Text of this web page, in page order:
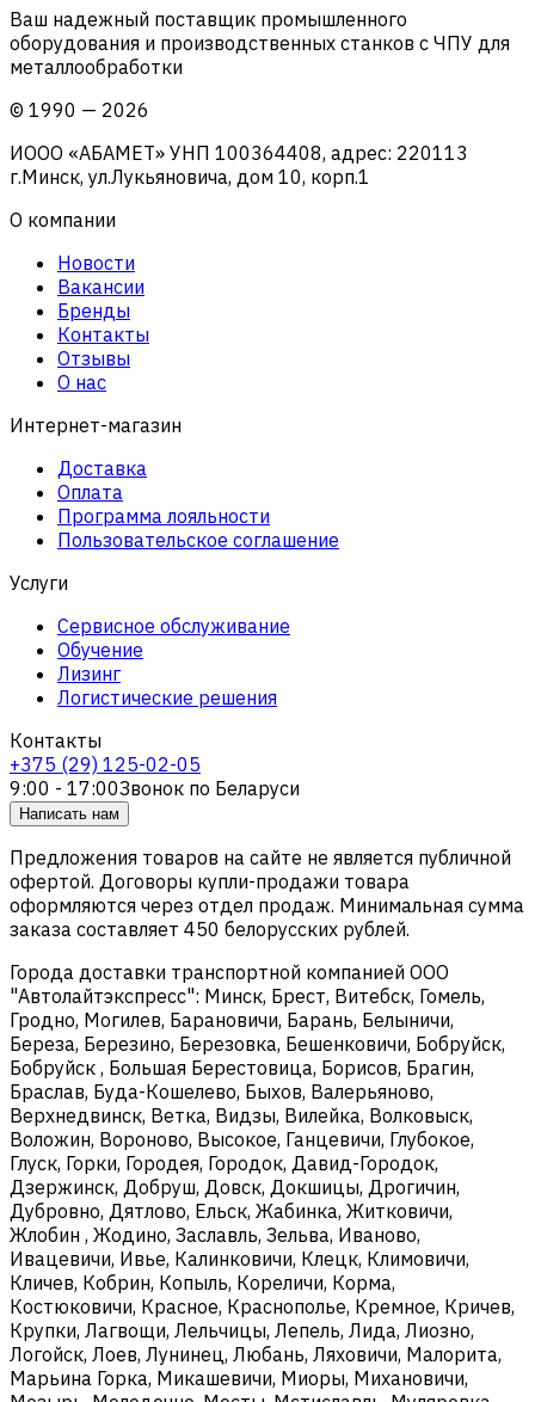
Ваш надежный поставщик промышленного
оборудования и производственных станков с ЧПУ для
металлообработки
© 1990 — 2026
ИООО «АБАМЕТ» УНП 100364408, адрес: 220113
г.Минск, ул.Лукьяновича, дом 10, корп.1
О компании
Новости
Вакансии
Бренды
Контакты
Отзывы
О нас
Интернет-магазин
Доставка
Оплата
Программа лояльности
Пользовательское соглашение
Услуги
Сервисное обслуживание
Обучение
Лизинг
Логистические решения
Контакты
+375 (29) 125-02-05
9:00 - 17:00Звонок по Беларуси
Написать нам
Предложения товаров на сайте не является публичной
офертой. Договоры купли-продажи товара
оформляются через отдел продаж. Минимальная сумма
заказа составляет 450 белорусских рублей.
Города доставки транспортной компанией ООО
"Автолайтэкспресс": Минск, Брест, Витебск, Гомель,
Гродно, Могилев, Барановичи, Барань, Белыничи,
Береза, Березино, Березовка, Бешенковичи, Бобруйск,
Бобруйск , Большая Берестовица, Борисов, Брагин,
Браслав, Буда-Кошелево, Быхов, Валерьяново,
Верхнедвинск, Ветка, Видзы, Вилейка, Волковыск,
Воложин, Вороново, Высокое, Ганцевичи, Глубокое,
Глуск, Горки, Городея, Городок, Давид-Городок,
Дзержинск, Добруш, Довск, Докшицы, Дрогичин,
Дубровно, Дятлово, Ельск, Жабинка, Житковичи,
Жлобин , Жодино, Заславль, Зельва, Иваново,
Ивацевичи, Ивье, Калинковичи, Клецк, Климовичи,
Кличев, Кобрин, Копыль, Кореличи, Корма,
Костюковичи, Красное, Краснополье, Кремное, Кричев,
Крупки, Лагвощи, Лельчицы, Лепель, Лида, Лиозно,
Логойск, Лоев, Лунинец, Любань, Ляховичи, Малорита,
Марьина Горка, Микашевичи, Миоры, Михановичи,